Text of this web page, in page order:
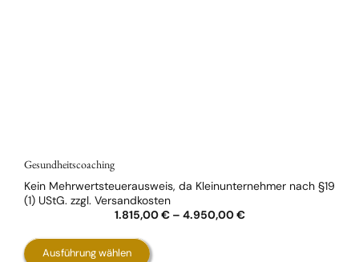
Gesundheitscoaching
1.815,00€– 4.950,00€
Kein Mehrwertsteuerausweis, da Kleinunternehmer nach §19
(1) UStG. zzgl. Versandkosten
Ausführung wählen
Dieses